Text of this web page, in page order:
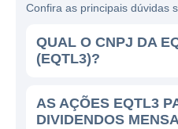
se empenha em
seus clientes,
elétrica chegue de
atua. Além disso, a
investindo em
Confira as principais dúvidas
QUAL O CNPJ DA
(EQTL3)?
AS AÇÕES EQTL3
DIVIDENDOS